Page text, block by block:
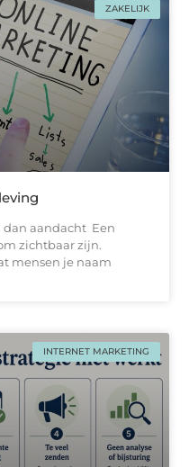
ZAKELIJK
aandacht Een
zichtbaar zijn.
mensen je naam
INTERNET MARKETING